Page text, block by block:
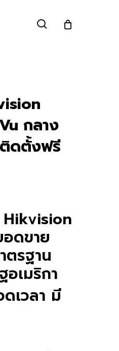
search
กลาง
ดตั้งฟรี
ดขาย
รฐาน
อเมริกา
เวลา มี